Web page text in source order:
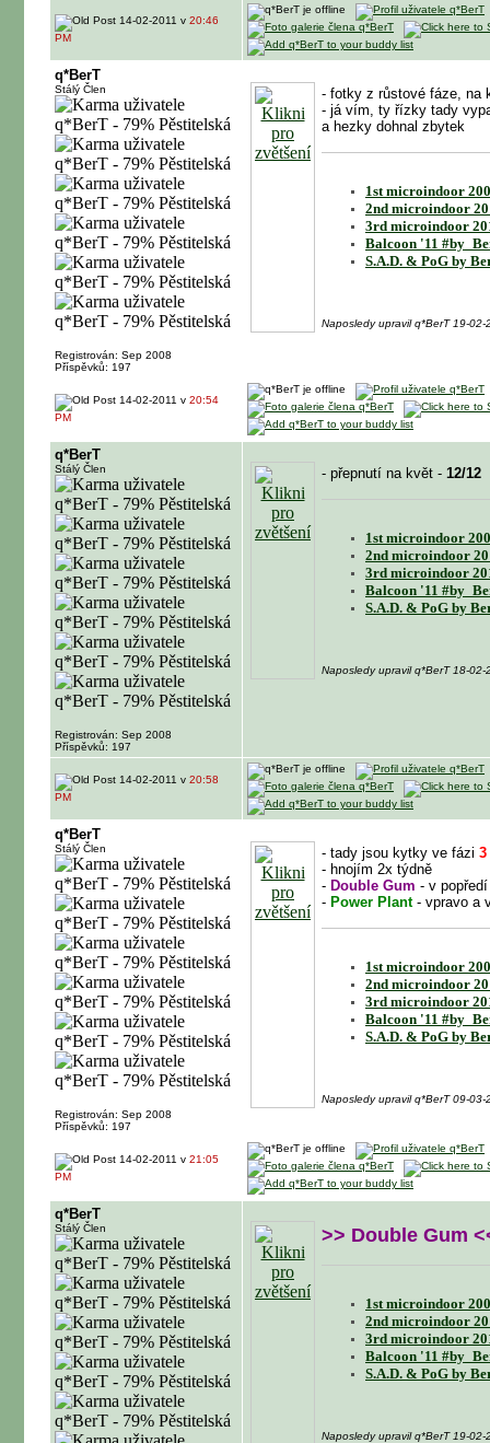
14-02-2011 v 20:46
PM
q*BerT
Stálý Člen
Registrován: Sep 2008
Příspěvků: 197
- fotky z růstové fáze, na
- já vím, ty řízky tady
a hezky dohnal zbytek
1st microindoor
2nd microindoor
3rd microindoor
Balcoon '11
S.A.D. & PoG by
Naposledy upravil q*BerT 19-02-
14-02-2011 v 20:54
PM
q*BerT
Stálý Člen
Registrován: Sep 2008
Příspěvků: 197
- přepnutí na květ - 12/12
1st microindoor
2nd microindoor
3rd microindoor
Balcoon '11
S.A.D. & PoG by
Naposledy upravil q*BerT 18-02-
14-02-2011 v 20:58
PM
q*BerT
Stálý Člen
Registrován: Sep 2008
Příspěvků: 197
- tady jsou kytky ve fázi 3
- hnojím 2x týdně
- Double Gum - v
- Power Plant- vpravo a
1st microindoor
2nd microindoor
3rd microindoor
Balcoon '11
S.A.D. & PoG by
Naposledy upravil q*BerT 09-03-
14-02-2011 v 21:05
PM
q*BerT
Stálý Člen >> Double Gum
1st microindoor
2nd microindoor
3rd microindoor
Balcoon '11
S.A.D. & PoG by
Naposledy upravil q*BerT 19-02-